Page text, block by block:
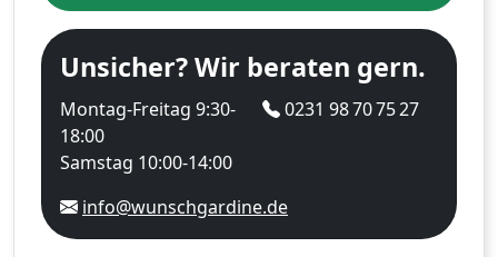
Unsicher? Wir beraten gern.
Montag-Freitag 9:30-
18:00
Samstag 10:00-14:00
0231 98 70 75 27
info@wunschgardine.de